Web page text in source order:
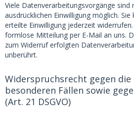
Viele Datenverarbeitungsvorgänge sind
ausdrücklichen Einwilligung möglich.
erteilte Einwilligung jederzeit
formlose Mitteilung per E-Mail an uns.
zum Widerruf erfolgten
unberührt.
Widerspruchsrecht gegen
besonderen Fällen sowie
(Art. 21 DSGVO)